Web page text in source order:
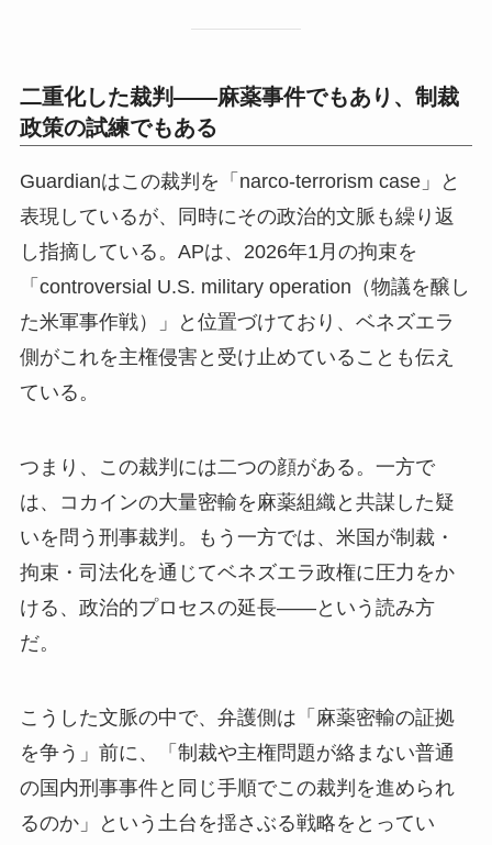
二重化した裁判——麻薬事件でもあり、制裁
政策の試練でもある
Guardianはこの裁判を「narco-terrorism case」と
表現しているが、同時にその政治的文脈も繰り返
し指摘している。APは、2026年1月の拘束を
「controversial U.S. military operation（物議を醸し
た米軍事作戦）」と位置づけており、ベネズエラ
側がこれを主権侵害と受け止めていることも伝え
ている。
つまり、この裁判には二つの顔がある。一方で
は、コカインの大量密輸を麻薬組織と共謀した疑
いを問う刑事裁判。もう一方では、米国が制裁・
拘束・司法化を通じてベネズエラ政権に圧力をか
ける、政治的プロセスの延長——という読み方
だ。
こうした文脈の中で、弁護側は「麻薬密輸の証拠
を争う」前に、「制裁や主権問題が絡まない普通
の国内刑事事件と同じ手順でこの裁判を進められ
るのか」という土台を揺さぶる戦略をとってい